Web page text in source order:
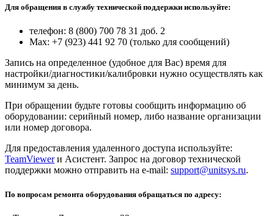
Для обращения в службу технической поддержки используйте:
телефон: 8 (800) 700 78 31 доб. 2
Max: +7 (923) 441 92 70 (только для сообщений)
Запись на определенное (удобное для Вас) время для
настройки/диагностики/калибровки нужно осуществлять как
минимум за день.
При обращении будьте готовы сообщить информацию об
оборудовании: серийный номер, либо название организации
или номер договора.
Для предоставления удаленного доступа используйте:
TeamViewerи Асистент. Запрос на договор технической
поддержки можно отправить на e-mail: support@unitsys.ru.
По вопросам ремонта оборудования обращаться по адресу: